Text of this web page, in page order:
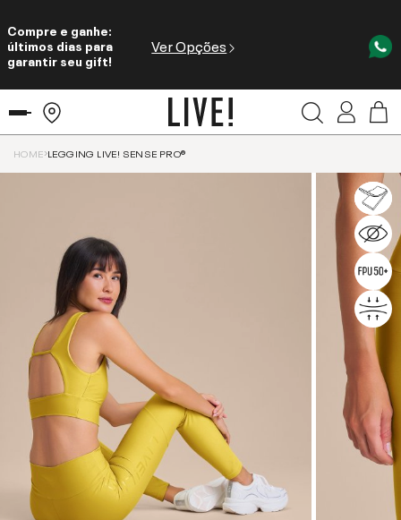
Compre e ganhe:
últimos dias para
garantir seu gift!
Ver Opções
HOME LEGGING LIVE! SENSE PRO®